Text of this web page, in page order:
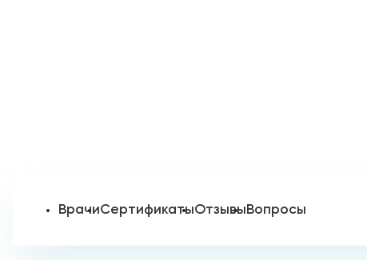
ВрачиСертификатыОтзывыВопросы